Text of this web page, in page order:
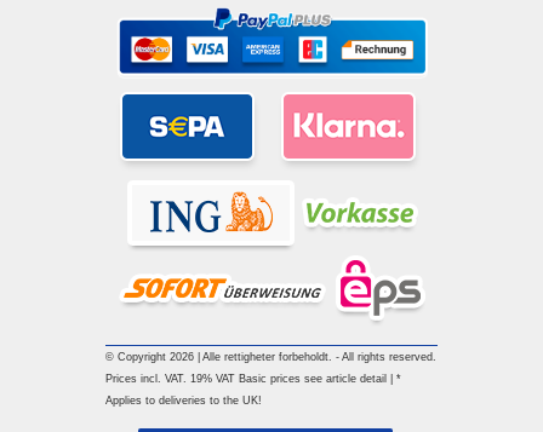
© Copyright 2026 | Alle rettigheter forbeholdt. - All rights reserved.
Prices incl. VAT. 19% VAT Basic prices see article detail | *
Applies to deliveries to the UK!